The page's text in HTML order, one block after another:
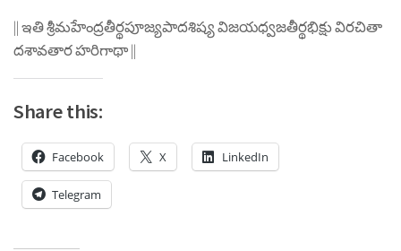
|| ఇతి శ్రీమహేంద్రతీర్థపూజ్యపాదశిష్య విజయధ్వజతీర్థభిక్షు విరచితా
దశావతార హరిగాథా ||
Share this:
Facebook X LinkedIn
Telegram